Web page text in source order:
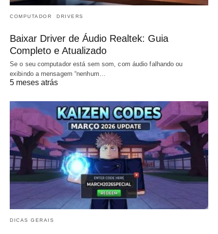
COMPUTADOR DRIVERS
Baixar Driver de Áudio Realtek: Guia
Completo e Atualizado
Se o seu computador está sem som, com áudio falhando ou
exibindo a mensagem “nenhum…
5 meses atrás
DICAS GERAIS